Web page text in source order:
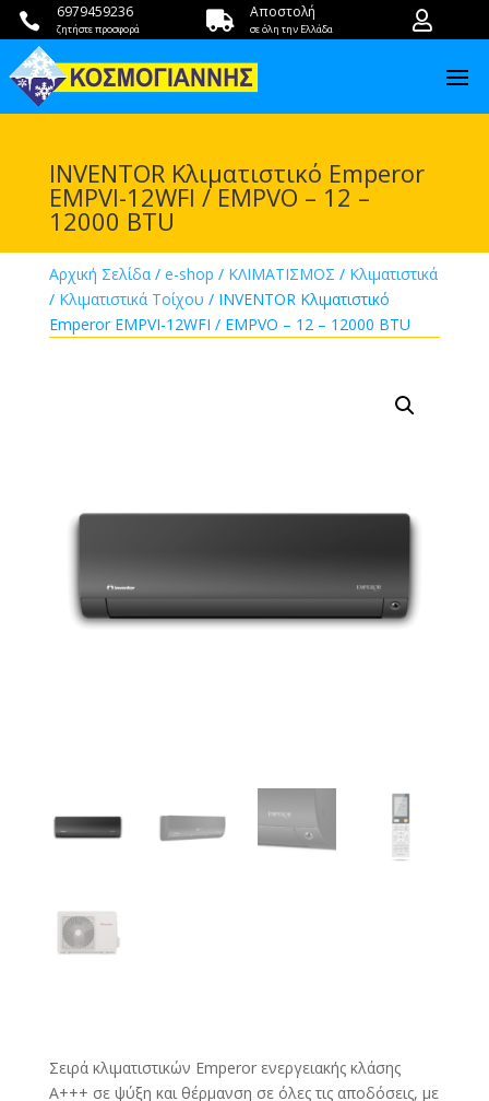
 6979459236
ζητήστε προσφορά  Αποστολή
σε όλη την Ελλάδα 
INVENTOR Κλιματιστικό Emperor
EMPVI-12WFI / EMPVO – 12 –
12000 BTU
Αρχική Σελίδα/ e-shop / ΚΛΙΜΑΤΙΣΜΟΣ / Κλιματιστικά
/ Κλιματιστικά Τοίχου / INVENTOR Κλιματιστικό
Emperor EMPVI-12WFI / EMPVO – 12 – 12000 BTU
Σειρά κλιματιστικών Emperor ενεργειακής κλάσης
Α+++ σε ψύξη και θέρμανση σε όλες τις αποδόσεις, με